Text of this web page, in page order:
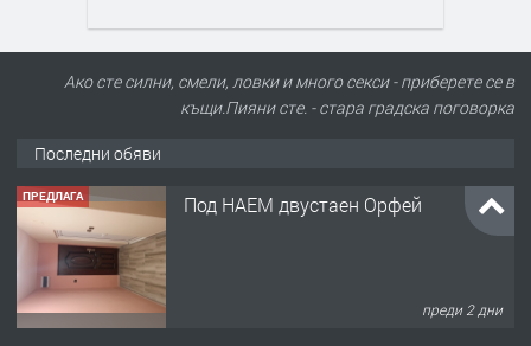
Ако сте силни, смели, ловки и много секси - приберете се в
къщи.Пияни сте. - стара градска поговорка
Последни обяви
ПРЕДЛАГА Под НАЕМ двустаен Орфей
преди 2 дни